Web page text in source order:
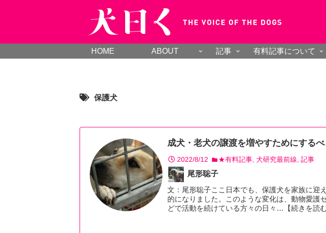
HOME ABOUT 記事 有料記事について
保護犬
成犬・老犬の譲渡を増やすためにするべ
2022/8/12 ★有料記事 犬研究最前線 記事
尾形聡子
文：尾形聡子ここ日本でも、保護犬を家族に迎
的になりました。このような変化は、動物愛護
どで活動を続けている方々の日々…【続きを読む